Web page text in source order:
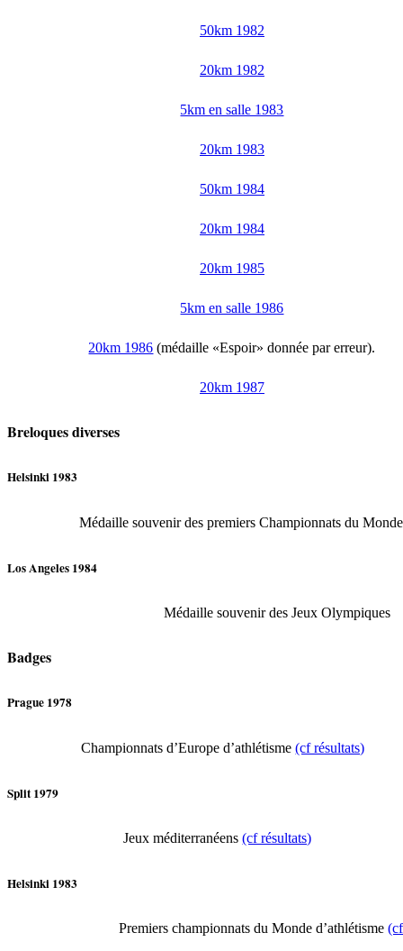
50km 1982
20km 1982
5km en salle 1983
20km 1983
50km 1984
20km 1984
20km 1985
5km en salle 1986
20km 1986 (médaille «Espoir» donnée par erreur).
20km 1987
Breloques diverses
Helsinki 1983
Médaille souvenir des premiers Championnats du
Los Angeles 1984
Médaille souvenir des Jeux Olympiques
Badges
Prague 1978
Championnats d’Europe d’athlétisme(cf résultats)
Split 1979
Jeux méditerranéens(cf résultats)
Helsinki 1983
Premiers championnats du Monde d’athlétisme